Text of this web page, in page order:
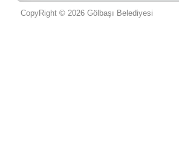
CopyRight © 2026 Gölbaşı Belediyesi